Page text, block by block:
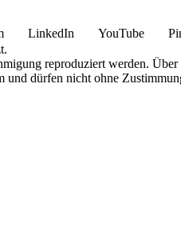
LinkedIn YouTube
reproduziert werden.
dürfen nicht ohne